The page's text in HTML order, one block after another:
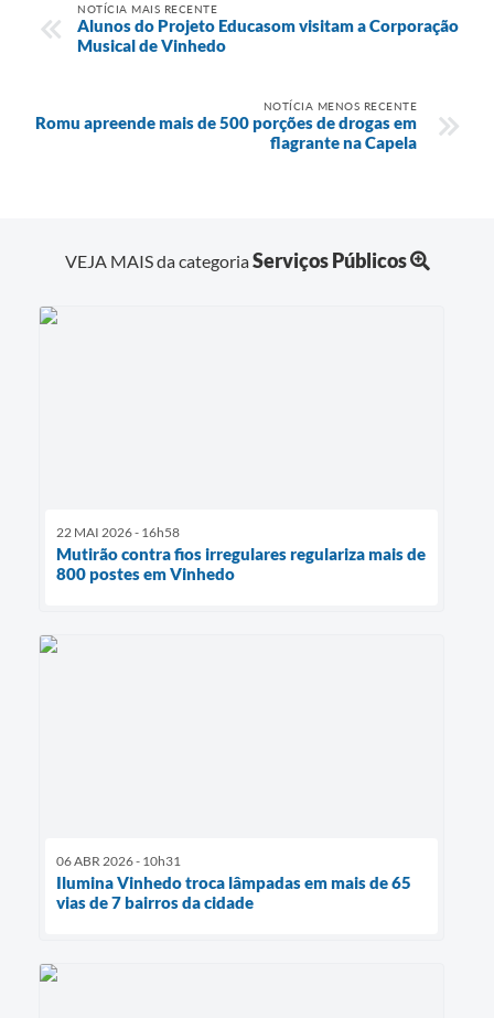
NOTÍCIA MAIS RECENTE
Alunos do Projeto Educasom visitam a Corporação
Musical de Vinhedo
NOTÍCIA MENOS RECENTE
Romu apreende mais de 500 porções de drogas em
flagrante na Capela
VEJA MAIS da categoriaServiços Públicos
22 MAI 2026 - 16h58
Mutirão contra fios irregulares regulariza mais de
800 postes em Vinhedo
06 ABR 2026 - 10h31
Ilumina Vinhedo troca lâmpadas em mais de 65
vias de 7 bairros da cidade